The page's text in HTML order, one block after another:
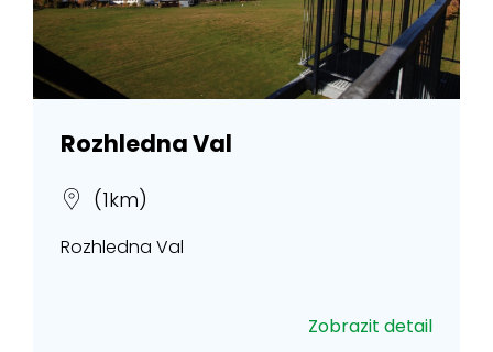
Rozhledna Val
(1km)
Rozhledna Val
Zobrazit detail